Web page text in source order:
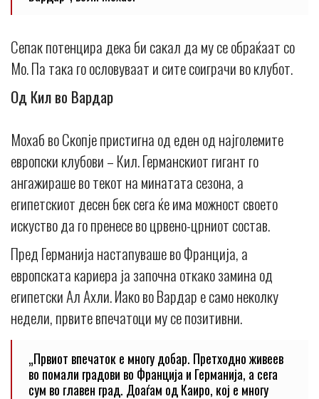
Сепак потенцира дека би сакал да му се обраќаат со
Мо. Па така го ословуваат и сите соиграчи во клубот.
Од Кил во Вардар
Мохаб во Скопје пристигна од еден од најголемите
европски клубови – Кил. Германскиот гигант го
ангажираше во текот на минатата сезона, а
египетскиот десен бек сега ќе има можност своето
искуство да го пренесе во црвено-црниот состав.
Пред Германија настапуваше во Франција, а
европската кариера ја започна откако замина од
египетски Ал Ахли. Иако во Вардар е само неколку
недели, првите впечатоци му се позитивни.
„Првиот впечаток е многу добар. Претходно живеев
во помали градови во Франција и Германија, а сега
сум во главен град. Доаѓам од Каиро, кој е многу